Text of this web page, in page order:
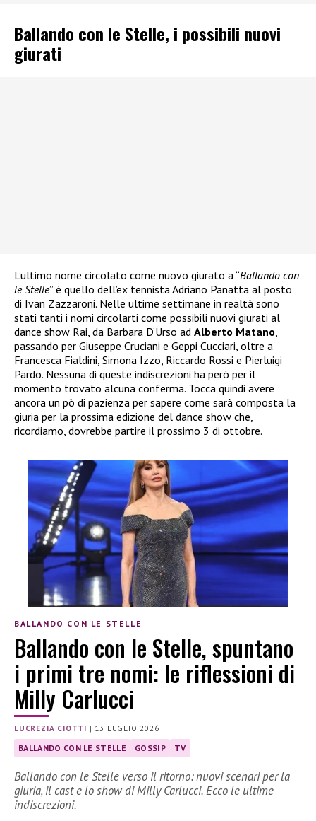
Ballando con le Stelle, i possibili nuovi
giurati
L’ultimo nome circolato come nuovo giurato a “Ballando con
le Stelle” è quello dell’ex tennista Adriano Panatta al posto
di Ivan Zazzaroni. Nelle ultime settimane in realtà sono
stati tanti i nomi circolarti come possibili nuovi giurati al
dance show Rai, da Barbara D’Urso ad Alberto Matano
passando per Giuseppe Cruciani e Geppi Cucciari, oltre a
Francesca Fialdini, Simona Izzo, Riccardo Rossi e Pierluigi
Pardo. Nessuna di queste indiscrezioni ha però per il
momento trovato alcuna conferma. Tocca quindi avere
ancora un pò di pazienza per sapere come sarà composta la
giuria per la prossima edizione del dance show che,
ricordiamo, dovrebbe partire il prossimo 3 di ottobre.
BALLANDO CON LE STELLE
Ballando con le Stelle, spuntano
i primi tre nomi: le riflessioni di
Milly Carlucci
LUCREZIA CIOTTI | 13 LUGLIO 2026
BALLANDO CON LE STELLE GOSSIP TV
Ballando con le Stelle verso il ritorno: nuovi scenari per la
giuria, il cast e lo show di Milly Carlucci. Ecco le ultime
indiscrezioni.